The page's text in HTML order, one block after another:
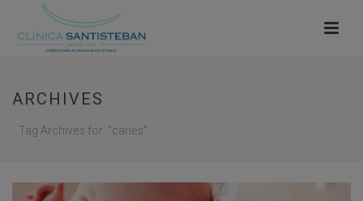
ARCHIVES
Tag Archives for: "caries"